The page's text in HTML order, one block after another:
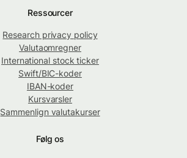
Ressourcer
Research privacy policy
Valutaomregner
International stock ticker
Swift/BIC-koder
IBAN-koder
Kursvarsler
Sammenlign valutakurser
Følg os